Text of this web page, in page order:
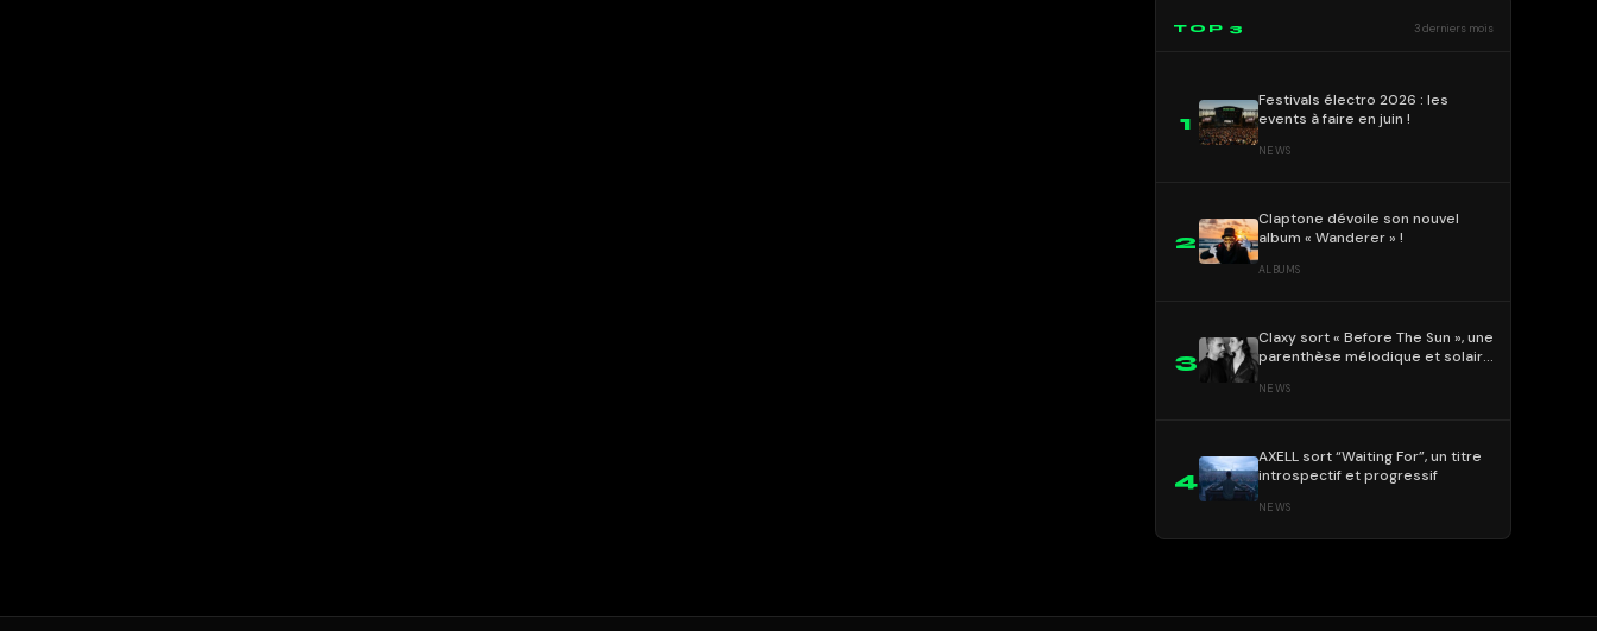
TOP 3 3 derniers mois
1
Festivals électro 2026 : les
events à faire en juin !
NEWS
2
Claptone dévoile son nouvel
album « Wanderer » !
ALBUMS
3
Claxy sort « Before The Sun », une
parenthèse mélodique et solaire
NEWS
4
AXELL sort “Waiting For”, un titre
introspectif et progressif
NEWS